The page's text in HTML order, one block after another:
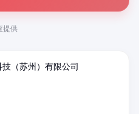
提供
（苏州）有限公司